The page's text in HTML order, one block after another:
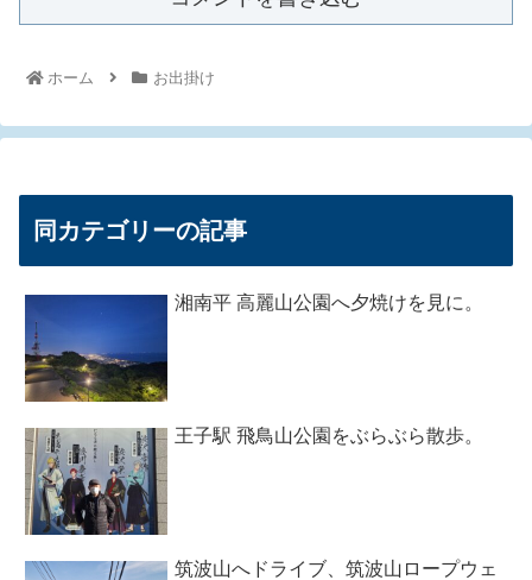
ホーム お出掛け
同カテゴリーの記事
湘南平 高麗山公園へ夕焼けを見に。
王子駅 飛鳥山公園をぶらぶら散歩。
筑波山へドライブ、筑波山ロープウェ